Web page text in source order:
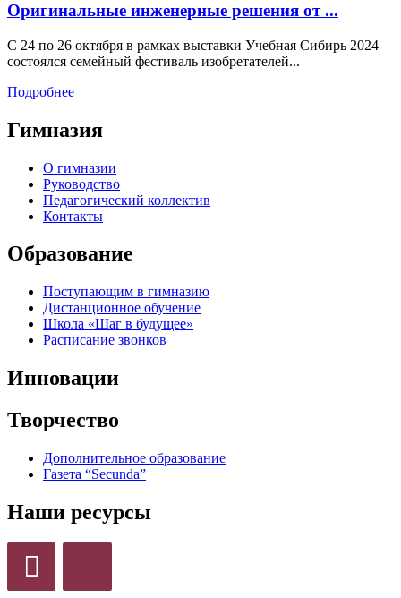
Оригинальные инженерные решения от ...
С 24 по 26 октября в рамках выставки Учебная Сибирь 2024
состоялся семейный фестиваль изобретателей...
Подробнее
Гимназия
О гимназии
Руководство
Педагогический коллектив
Контакты
Образование
Поступающим в гимназию
Дистанционное обучение
Школа «Шаг в будущее»
Расписание звонков
Инновации
Творчество
Дополнительное образование
Газета “Secunda”
Наши ресурсы